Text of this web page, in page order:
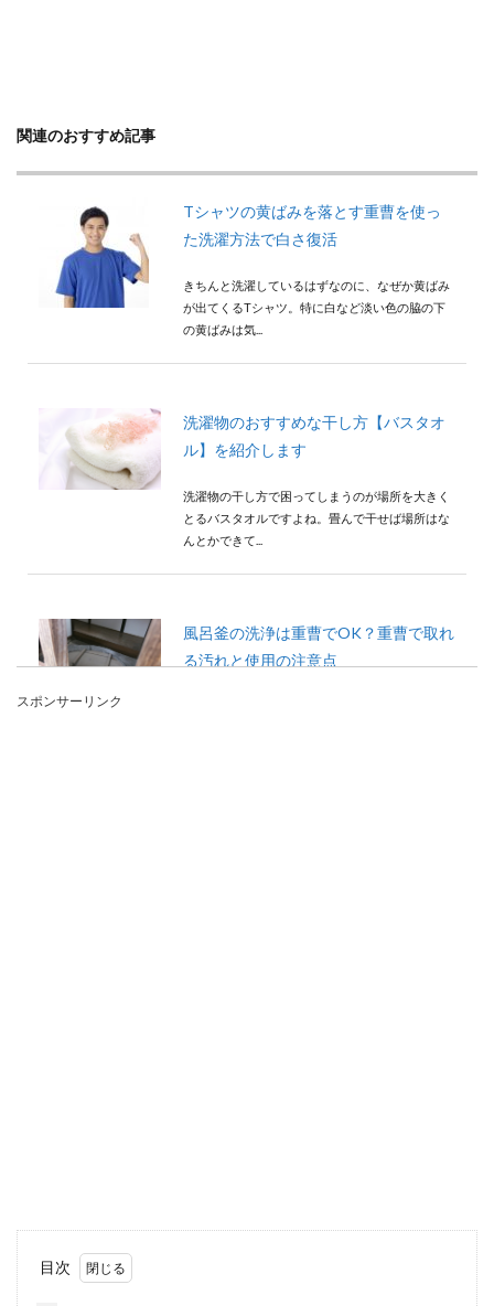
関連のおすすめ記事
Tシャツの黄ばみを落とす重曹を使っ
た洗濯方法で白さ復活
きちんと洗濯しているはずなのに、なぜか黄ばみ
が出てくるTシャツ。特に白など淡い色の脇の下
の黄ばみは気...
洗濯物のおすすめな干し方【バスタオ
ル】を紹介します
洗濯物の干し方で困ってしまうのが場所を大きく
とるバスタオルですよね。畳んで干せば場所はな
んとかできて...
風呂釜の洗浄は重曹でOK？重曹で取れ
る汚れと使用の注意点
スポンサーリンク
目次